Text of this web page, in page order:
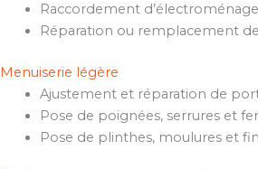
Raccordement
Réparation ou remplacement
Menuiserie légère
Ajustement et réparation de
Pose de poignées, serrures et
Pose de plinthes, moulures et